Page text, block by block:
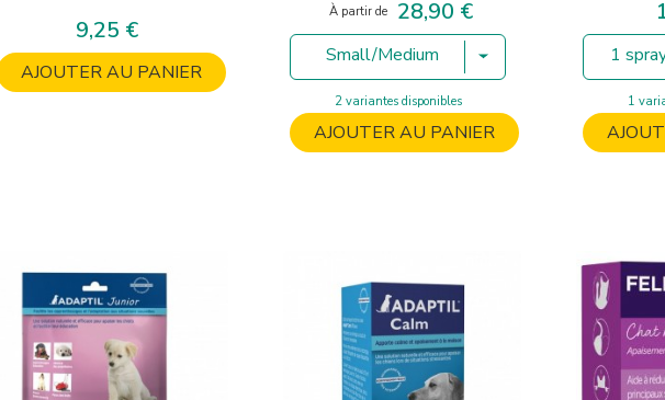
Prix
9,25 €
AJOUTER AU PANIER
À partir de Prix
28,90 €
Small/Medium
2 variantes disponibles
AJOUTER AU PANIER
1
1